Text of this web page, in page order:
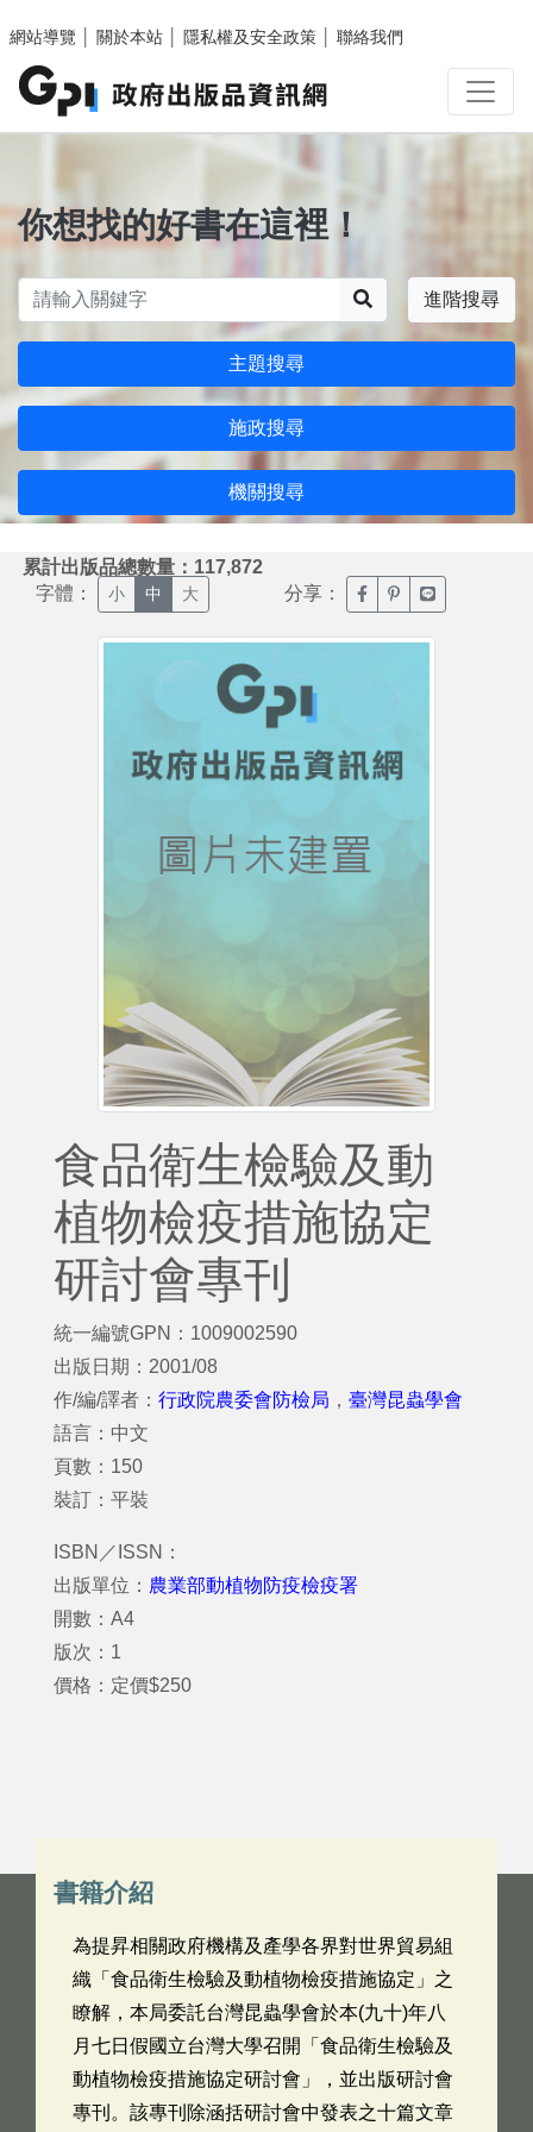
網站導覽
關於本站 隱私權及安全政策 聯絡我們
你想找的好書在這裡！
進階搜尋
主題搜尋
施政搜尋
機關搜尋
累計出版品總數量：117,872
字體： 小 中 大 分享： 臉書分享(另開新視窗)
噗浪分享(另開新
Line分享(另
食品衛生檢驗及動
植物檢疫措施協定
研討會專刊
統一編號GPN：1009002590
出版日期：2001/08
作/編/譯者： 行政院農委會防檢局 ， 臺灣昆蟲學會
語言：中文
頁數：150
裝訂：平裝
ISBN／ISSN：
出版單位： 農業部動植物防疫檢疫署
開數：A4
版次：1
價格：定價$250
書籍介紹
為提昇相關政府機構及產學各界對世界貿易組
織「食品衛生檢驗及動植物檢疫措施協定」之
瞭解，本局委託台灣昆蟲學會於本(九十)年八
月七日假國立台灣大學召開「食品衛生檢驗及
動植物檢疫措施協定研討會」，並出版研討會
專刊。該專刊除涵括研討會中發表之十篇文章